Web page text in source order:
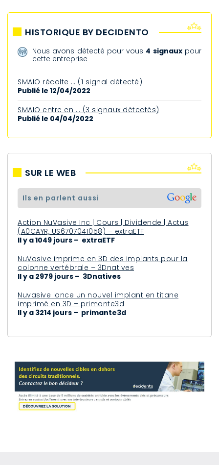
HISTORIQUE BY DECIDENTO
Nous avons détecté pour vous 4 signauxpour
cette entreprise
SMAIO récolte … (1 signal détecté)
Publié le 12/04/2022
SMAIO entre en … (3 signaux détectés)
Publié le 04/04/2022
SUR LE WEB
ils en parlent aussi
Action NuVasive Inc | Cours | Dividende | Actus
(A0CAYR, US6707041058) – extraETF
Il y a 1049 jours – extraETF
NuVasive imprime en 3D des implants pour la
colonne vertébrale – 3Dnatives
Il y a 2979 jours – 3Dnatives
Nuvasive lance un nouvel implant en titane
imprimé en 3D – primante3d
Il y a 3214 jours – primante3d